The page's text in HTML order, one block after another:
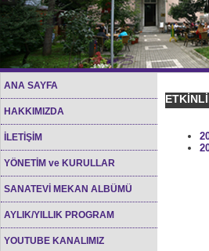
ANA SAYFA
HAKKIMIZDA
İLETİŞİM
YÖNETİM ve KURULLAR
SANATEVİ MEKAN ALBÜMÜ
AYLIK/YILLIK PROGRAM
YOUTUBE KANALIMIZ